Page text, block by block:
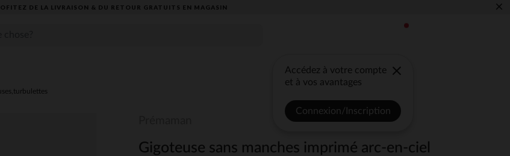
DE LA LIVRAISON & DU RETOUR GRATUITS EN MAGASIN​ ×
Accédez à votre compte
et à vos avantages
Connexion/Inscription
Gigoteuse sans manches imprimé arc-en-ciel